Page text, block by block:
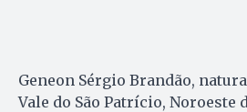
Geneon Sérgio Brandão,
Vale do São Patrício, Noroeste